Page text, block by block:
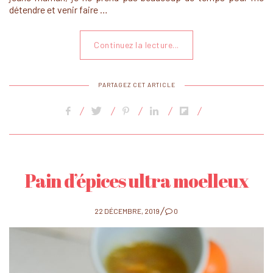
détendre et venir faire …
Continuez la lecture...
PARTAGEZ CET ARTICLE
Pain d’épices ultra moelleux
POSTED
ON
22 DÉCEMBRE, 2019 0